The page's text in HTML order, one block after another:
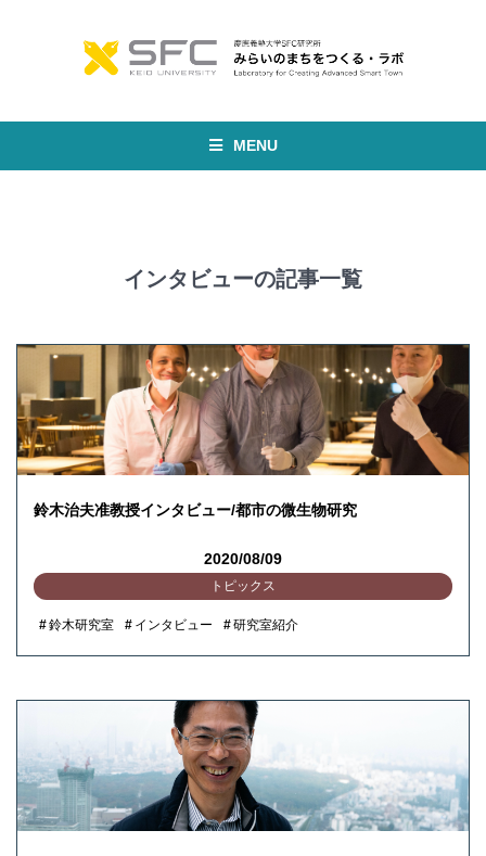
MENU
インタビューの記事一覧
鈴木治夫准教授インタビュー/都市の微生物研究
2020/08/09
トピックス
鈴木研究室 インタビュー 研究室紹介